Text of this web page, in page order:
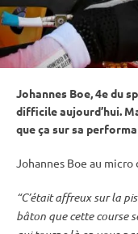
Johannes Boe, 4e du
difficile aujourd’hui.
que ça sur sa
Johannes Boe au micro
“C’était affreux sur la
bâton que cette course